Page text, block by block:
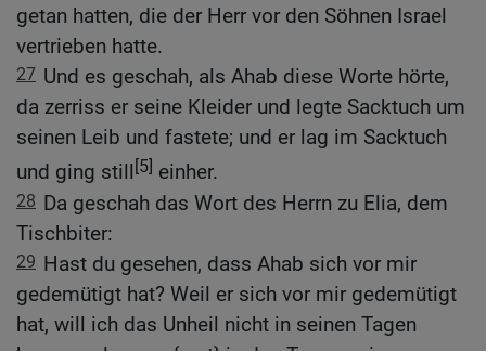
getan hatten, die der Herr vor den Söhnen Israel
vertrieben hatte.
27 Und es geschah, als Ahab diese Worte hörte,
da zerriss er seine Kleider und legte Sacktuch um
seinen Leib und fastete; und er lag im Sacktuch
und ging still [5] einher.
28 Da geschah das Wort des Herrn zu Elia, dem
Tischbiter:
29 Hast du gesehen, dass Ahab sich vor mir
gedemütigt hat? Weil er sich vor mir gedemütigt
hat, will ich das Unheil nicht in seinen Tagen